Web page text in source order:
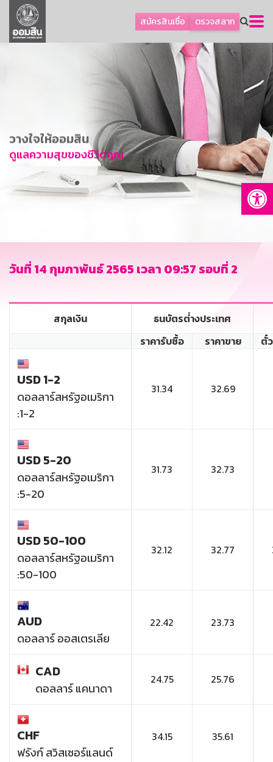
สมัครสินเชื่อ ตรวจสลาก
ลูกค้าธุรกิจ
ลูกค้าผู้ประกอบรายย่อย
การพัฒนาที่ยั่งยืน
ข่าวสาร
บริการทางการเงิน
อื่นๆ
GSB Society
วางใจให้ออมสิน
ดูแลความสุขของชีวิตคุณ
วันที่ 14 กุมภาพันธ์ 2565 เวลา 09:57 รอบที่ 2
สกุลเงิน
ธนบัตรต่่างประเทศ
ราคารับซื้อ
ราคาขาย ตั๋
USD 1-2
ดอลลาร์สหรัฐอเมริกา
:1-2
31.34 32.69
USD 5-20
ดอลลาร์สหรัฐอเมริกา
:5-20
31.73 32.73
USD 50-100
ดอลลาร์สหรัฐอเมริกา
:50-100
32.12 32.77
AUD
ดอลลาร์ ออสเตรเลีย
22.42 23.73
CAD
ดอลลาร์ แคนาดา
24.75 25.76
CHF
ฟรังก์ สวิสเซอร์แลนด์
34.15 35.61